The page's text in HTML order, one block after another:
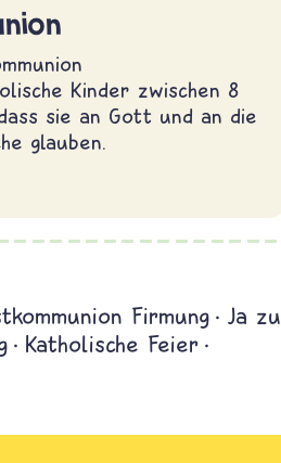
Kinder zwischen 8
sie an Gott und an die
glauben.
Firmung
Ja zu
Katholische Feier